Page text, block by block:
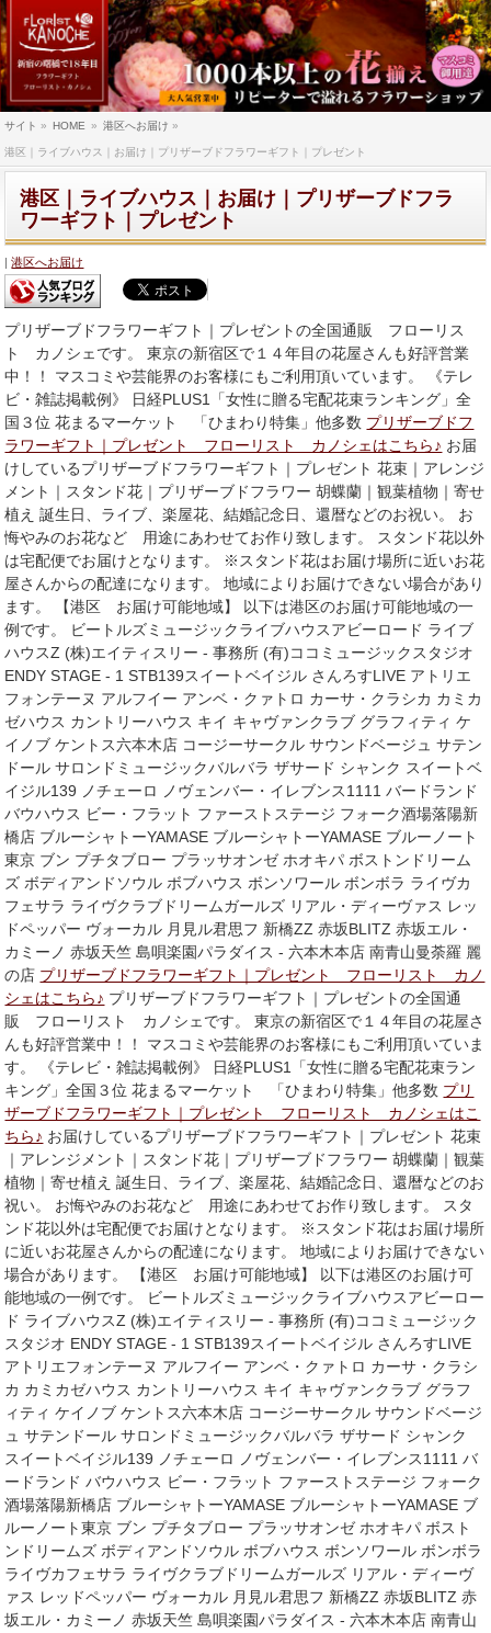
サイト » HOME » 港区へお届け »
港区｜ライブハウス｜お届け｜プリザーブドフラワーギフト｜プレゼント
港区｜ライブハウス｜お届け｜プリザーブドフラ
ワーギフト｜プレゼント
港区へお届け
プリザーブドフラワーギフト｜プレゼントの全国通販 フローリス
ト カノシェです。 東京の新宿区で１４年目の花屋さんも好評営業
中！！ マスコミや芸能界のお客様にもご利用頂いています。 《テレ
ビ・雑誌掲載例》 日経PLUS1「女性に贈る宅配花束ランキング」全
国３位 花まるマーケット 「ひまわり特集」他多数 プリザーブドフ
ラワーギフト｜プレゼント フローリスト カノシェはこちら♪ お届
けしているプリザーブドフラワーギフト｜プレゼント 花束｜アレンジ
メント｜スタンド花｜プリザーブドフラワー 胡蝶蘭｜観葉植物｜寄せ
植え 誕生日、ライブ、楽屋花、結婚記念日、還暦などのお祝い。 お
悔やみのお花など 用途にあわせてお作り致します。 スタンド花以外
は宅配便でお届けとなります。 ※スタンド花はお届け場所に近いお花
屋さんからの配達になります。 地域によりお届けできない場合があり
ます。 【港区 お届け可能地域】 以下は港区のお届け可能地域の一
例です。 ビートルズミュージックライブハウスアビーロード ライブ
ハウスZ (株)エイティスリー - 事務所 (有)ココミュージックスタジオ
ENDY STAGE - 1 STB139スイートベイジル さんろすLIVE アトリエ
フォンテーヌ アルフイー アンベ・クァトロ カーサ・クラシカ カミカ
ゼハウス カントリーハウス キイ キャヴァンクラブ グラフィティ ケ
イノブ ケントス六本木店 コージーサークル サウンドベージュ サテン
ドール サロンドミュージックバルバラ ザサード シャンク スイートベ
イジル139 ノチェーロ ノヴェンバー・イレブンス1111 バードランド
バウハウス ビー・フラット ファーストステージ フォーク酒場落陽新
橋店 ブルーシャトーYAMASE ブルーシャトーYAMASE ブルーノート
東京 ブン プチタブロー プラッサオンゼ ホオキパ ボストンドリーム
ズ ボディアンドソウル ボブハウス ボンソワール ボンボラ ライヴカ
フェサラ ライヴクラブドリームガールズ リアル・ディーヴァス レッ
ドペッパー ヴォーカル 月見ル君思フ 新橋ZZ 赤坂BLITZ 赤坂エル・
カミーノ 赤坂天竺 島唄楽園パラダイス - 六本木本店 南青山曼荼羅 麗
の店 プリザーブドフラワーギフト｜プレゼント フローリスト カノ
シェはこちら♪ プリザーブドフラワーギフト｜プレゼントの全国通
販 フローリスト カノシェです。 東京の新宿区で１４年目の花屋さ
んも好評営業中！！ マスコミや芸能界のお客様にもご利用頂いていま
す。 《テレビ・雑誌掲載例》 日経PLUS1「女性に贈る宅配花束ラン
キング」全国３位 花まるマーケット 「ひまわり特集」他多数 プリ
ザーブドフラワーギフト｜プレゼント フローリスト カノシェはこ
ちら♪ お届けしているプリザーブドフラワーギフト｜プレゼント 花束
｜アレンジメント｜スタンド花｜プリザーブドフラワー 胡蝶蘭｜観葉
植物｜寄せ植え 誕生日、ライブ、楽屋花、結婚記念日、還暦などのお
祝い。 お悔やみのお花など 用途にあわせてお作り致します。 スタ
ンド花以外は宅配便でお届けとなります。 ※スタンド花はお届け場所
に近いお花屋さんからの配達になります。 地域によりお届けできない
場合があります。 【港区 お届け可能地域】 以下は港区のお届け可
能地域の一例です。 ビートルズミュージックライブハウスアビーロー
ド ライブハウスZ (株)エイティスリー - 事務所 (有)ココミュージック
スタジオ ENDY STAGE - 1 STB139スイートベイジル さんろすLIVE
アトリエフォンテーヌ アルフイー アンベ・クァトロ カーサ・クラシ
カ カミカゼハウス カントリーハウス キイ キャヴァンクラブ グラフ
ィティ ケイノブ ケントス六本木店 コージーサークル サウンドベージ
ュ サテンドール サロンドミュージックバルバラ ザサード シャンク
スイートベイジル139 ノチェーロ ノヴェンバー・イレブンス1111 バ
ードランド バウハウス ビー・フラット ファーストステージ フォーク
酒場落陽新橋店 ブルーシャトーYAMASE ブルーシャトーYAMASE ブ
ルーノート東京 ブン プチタブロー プラッサオンゼ ホオキパ ボスト
ンドリームズ ボディアンドソウル ボブハウス ボンソワール ボンボラ
ライヴカフェサラ ライヴクラブドリームガールズ リアル・ディーヴ
ァス レッドペッパー ヴォーカル 月見ル君思フ 新橋ZZ 赤坂BLITZ 赤
坂エル・カミーノ 赤坂天竺 島唄楽園パラダイス - 六本木本店 南青山